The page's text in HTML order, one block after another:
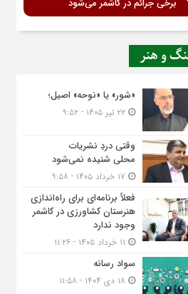
و هنر
«شور» یا «نوحه» اصیل؛
وقتی دردِ نشریات
محلی شنیده نمی‌شود
فعلاً برنامه‌ای برای راه‌اندازی
هنرستان کشاورزی در کاشمر
وجود ندارد
سواد رسانه